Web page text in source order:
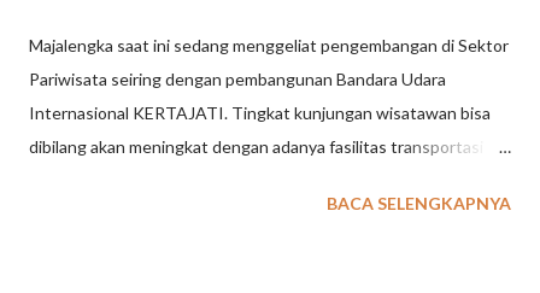
Majalengka saat ini sedang menggeliat pengembangan di Sektor
Pariwisata seiring dengan pembangunan Bandara Udara
Internasional KERTAJATI. Tingkat kunjungan wisatawan bisa
dibilang akan meningkat dengan adanya fasilitas transportasi ini.
berbenah untuk mempersiapkan tingkat kunjungan tamu
BACA SELENGKAPNYA